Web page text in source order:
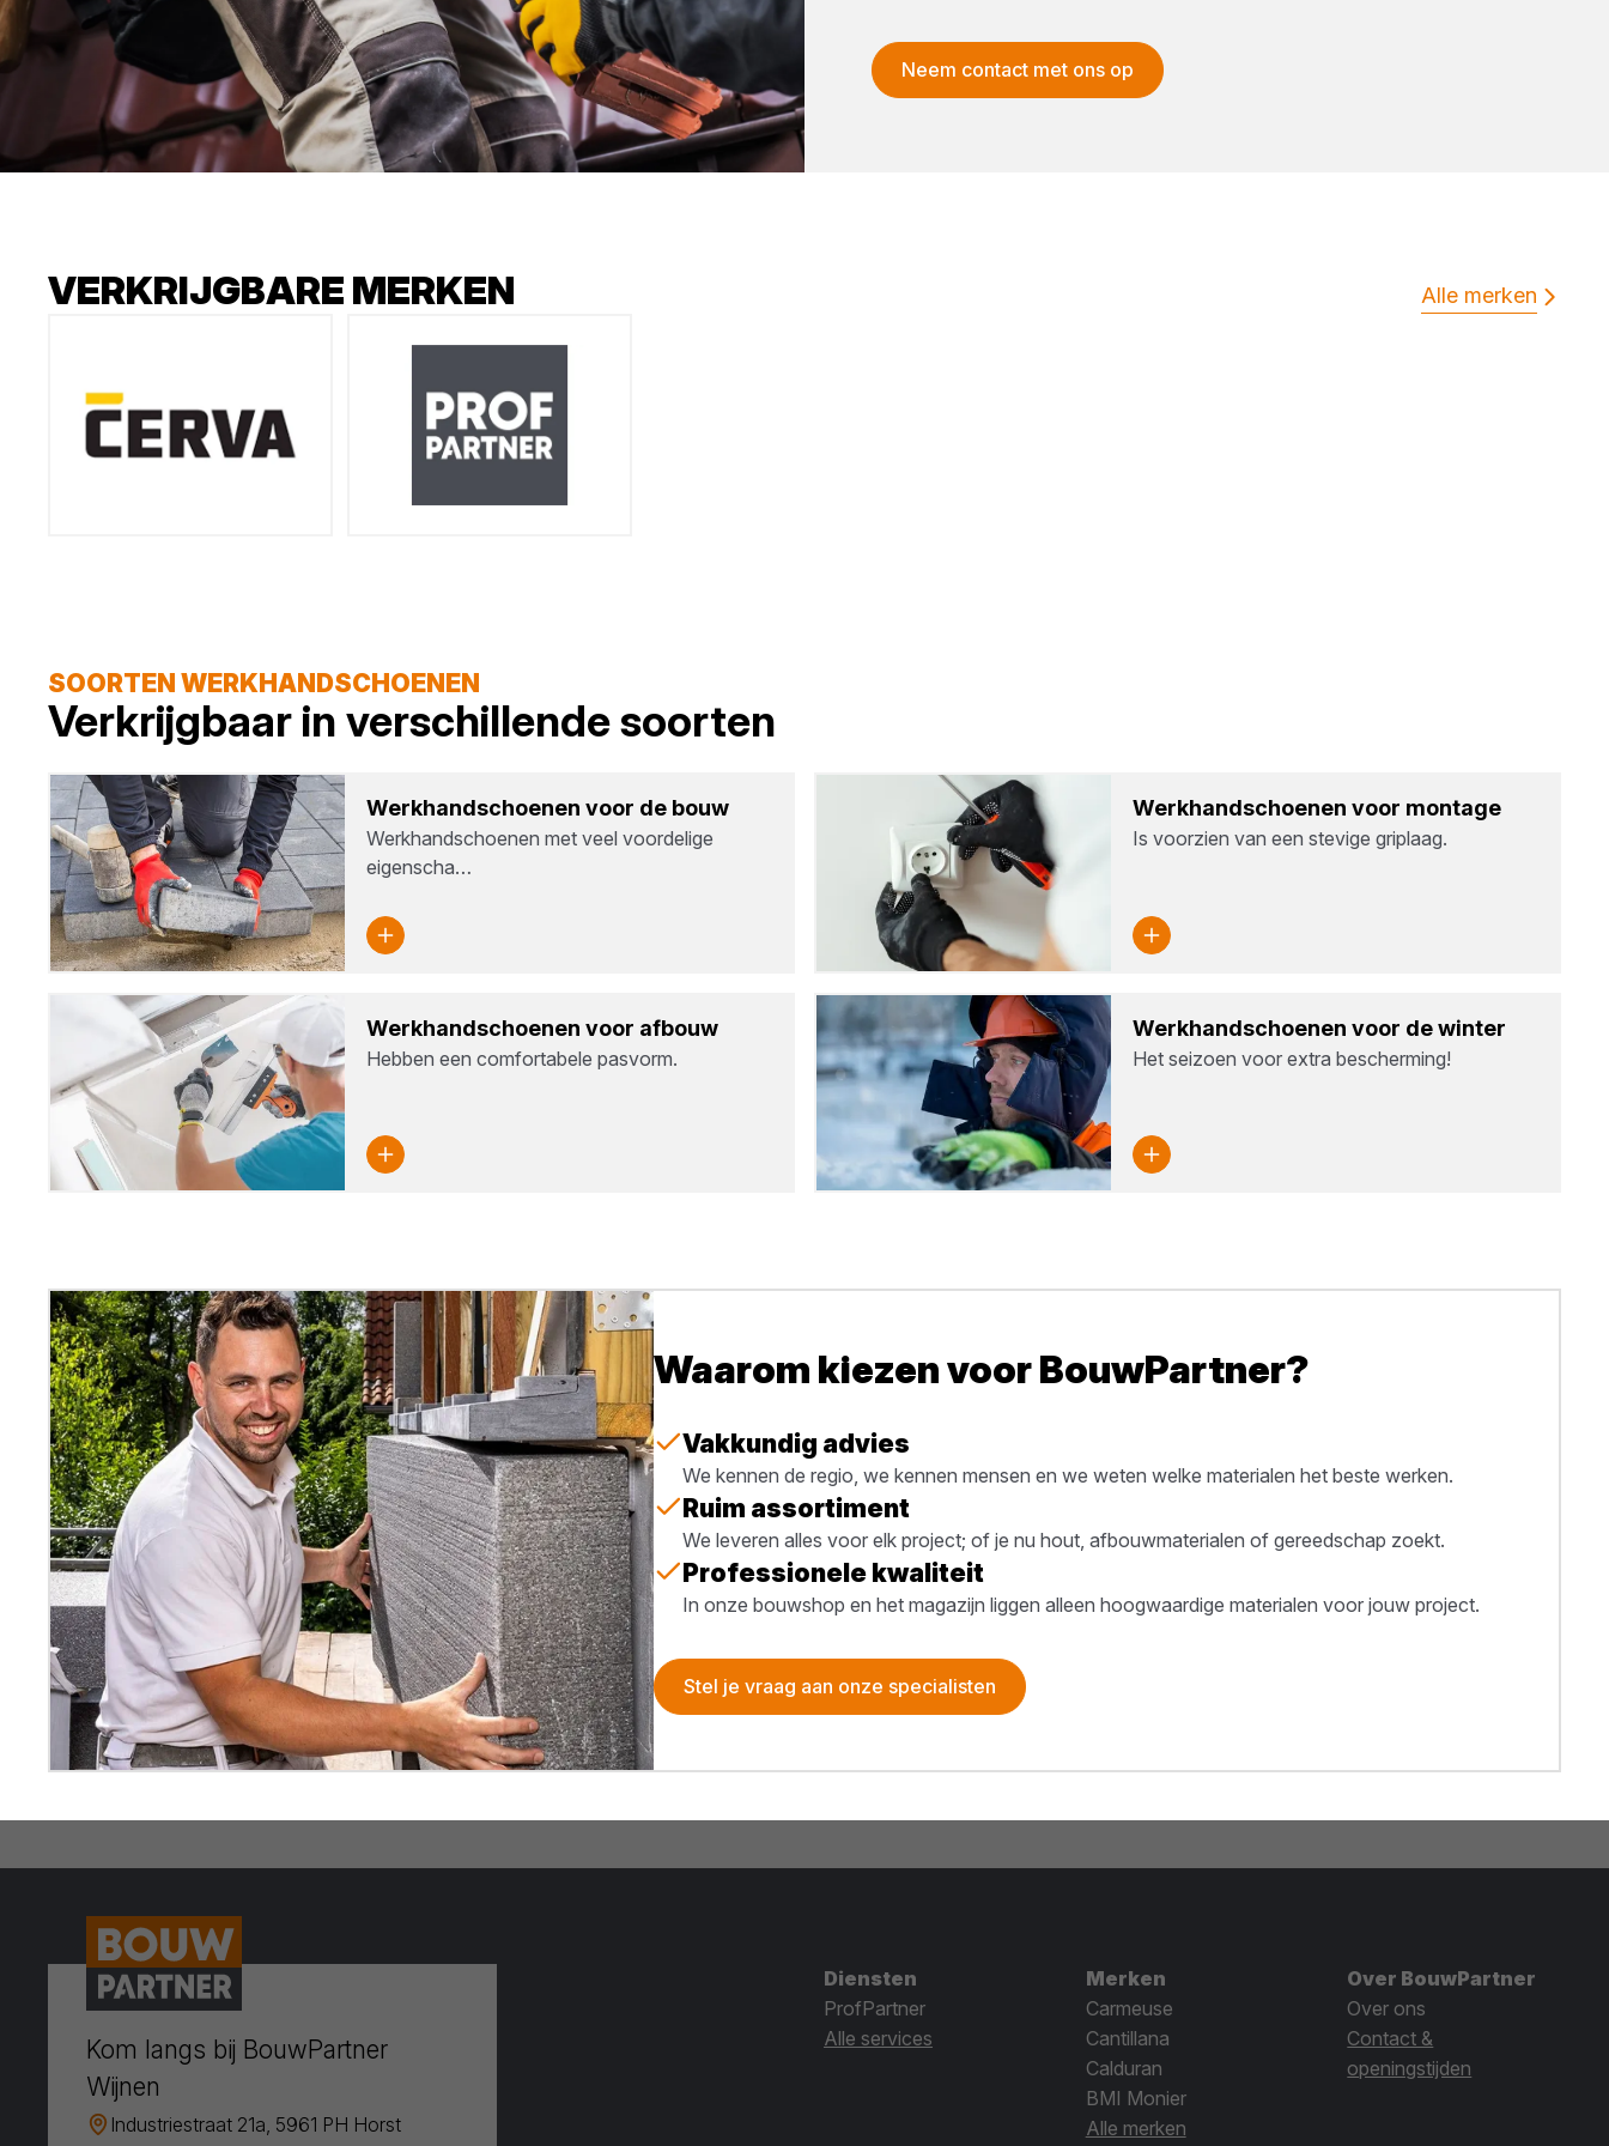
Neem contact met ons op
VERKRIJGBARE MERKEN Alle merken
SOORTEN WERKHANDSCHOENEN
Verkrijgbaar in verschillende soorten
Werk­hand­schoe­nen voor de bouw
Werkhandschoenen met veel voordelige
eigenscha…
Werk­hand­schoe­nen voor mon­ta­ge
Is voorzien van een stevige griplaag.
Werk­hand­schoe­nen voor afbouw
Hebben een comfortabele pasvorm.
Werk­hand­schoe­nen voor de win­ter
Het seizoen voor extra bescherming!
Waarom kiezen voor BouwPartner?
Vakkundig advies
We kennen de regio, we kennen mensen en we weten welke materialen het beste werken.
Ruim assortiment
We leveren alles voor elk project; of je nu hout, afbouwmaterialen of gereedschap zoekt.
Professionele kwaliteit
In onze bouwshop en het magazijn liggen alleen hoogwaardige materialen voor jouw project.
Stel je vraag aan onze specialisten
Kom langs bij BouwPartner
Wijnen
Industriestraat 21a, 5961 PH Horst
Diensten
ProfPartner
Alle services
Merken
Carmeuse
Cantillana
Calduran
BMI Monier
Alle merken
Over BouwPartner
Over ons
Contact &
openingstijden